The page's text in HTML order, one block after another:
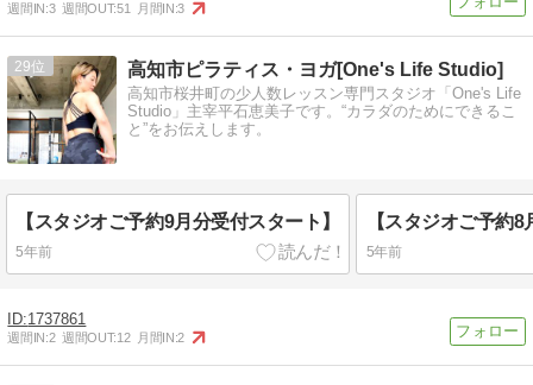
週間IN:3 週間OUT:51 月間IN:3
29 高知市ピラティス・ヨガ[One's Life Studio]
高知市桜井町の少人数レッスン専門スタジオ「One's Life
Studio」主宰平石恵美子です。“カラダのためにできるこ
と”をお伝えします。
【スタジオご予約9月分受付スタート】
5年前
【スタジオご予約
5年前
1737861
週間IN:2 週間OUT:12 月間IN:2